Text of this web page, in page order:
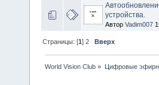
устройства.
Автор Vadim007
Страницы: [1]2 Вверх
World Vision Club » Цифровые